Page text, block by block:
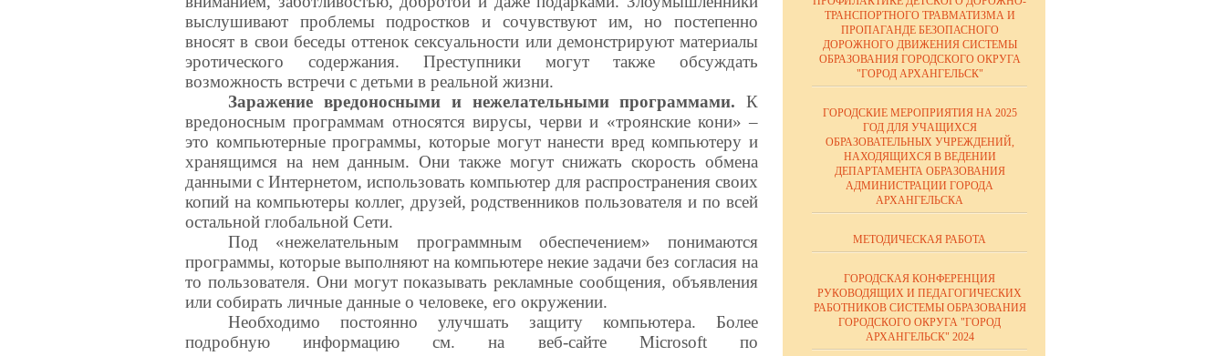
выслушивают проблемы подростков и сочувствуют им, но постепенно
вносят в свои беседы оттенок сексуальности или демонстрируют материалы
эротического содержания. Преступники могут также обсуждать
возможность встречи с детьми в реальной жизни.
Заражение вредоносными и нежелательными программами. К
вредоносным программам относятся вирусы, черви и «троянские кони» –
это компьютерные программы, которые могут нанести вред компьютеру и
хранящимся на нем данным. Они также могут снижать скорость обмена
данными с Интернетом, использовать компьютер для распространения своих
копий на компьютеры коллег, друзей, родственников пользователя и по всей
остальной глобальной Cети.
Под «нежелательным программным обеспечением» понимаются
программы, которые выполняют на компьютере некие задачи без согласия на
то пользователя. Они могут показывать рекламные сообщения, объявления
или собирать личные данные о человеке, его окружении.
Необходимо постоянно улучшать защиту компьютера. Более
подробную информацию см. на веб-сайте Microsoft по
ТРАНСПОРТНОГО ТРАВМАТИЗМА И
ПРОПАГАНДЕ БЕЗОПАСНОГО
ДОРОЖНОГО ДВИЖЕНИЯ СИСТЕМЫ
ОБРАЗОВАНИЯ ГОРОДСКОГО ОКРУГА
"ГОРОД АРХАНГЕЛЬСК"
ГОРОДСКИЕ МЕРОПРИЯТИЯ НА 2025
ГОД ДЛЯ УЧАЩИХСЯ
ОБРАЗОВАТЕЛЬНЫХ УЧРЕЖДЕНИЙ,
НАХОДЯЩИХСЯ В ВЕДЕНИИ
ДЕПАРТАМЕНТА ОБРАЗОВАНИЯ
АДМИНИСТРАЦИИ ГОРОДА
АРХАНГЕЛЬСКА
МЕТОДИЧЕСКАЯ РАБОТА
ГОРОДСКАЯ КОНФЕРЕНЦИЯ
РУКОВОДЯЩИХ И ПЕДАГОГИЧЕСКИХ
РАБОТНИКОВ СИСТЕМЫ ОБРАЗОВАНИЯ
ГОРОДСКОГО ОКРУГА "ГОРОД
АРХАНГЕЛЬСК" 2024